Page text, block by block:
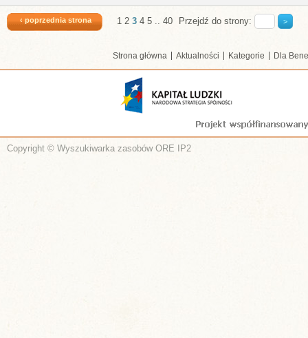
‹ poprzednia strona 1 2 3 4 5 .. 40 Przejdź do strony:
Strona główna Aktualności Kategorie Dla
Copyright © Wyszukiwarka zasobów ORE IP2